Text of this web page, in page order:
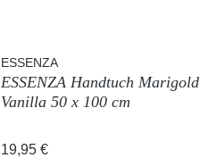
ESSENZA
ESSENZA Handtuch Marigold
Vanilla 50 x 100 cm
Regulärer Preis:
19,95 €